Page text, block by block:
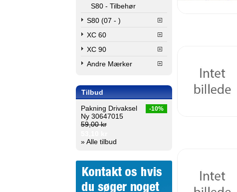
S80 - Tilbehør
S80 (07 - )
XC 60
XC 90
Andre Mærker
Tilbud
-10%
Pakning Drivaksel
Ny 30647015
59,00 kr
» Alle tilbud